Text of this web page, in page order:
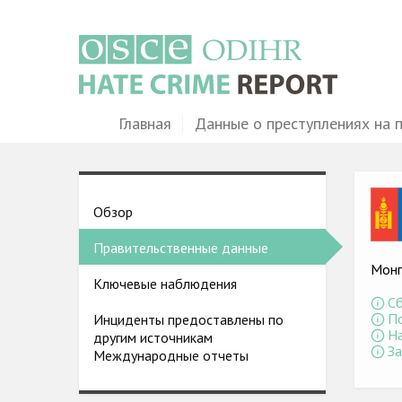
MainГлавная Данные о преступлениях на
Country
pages
menu
Обзор
Правительственные данные
Ключевые наблюдения
Инциденты предоставлены по
другим источникам
Международные отчеты